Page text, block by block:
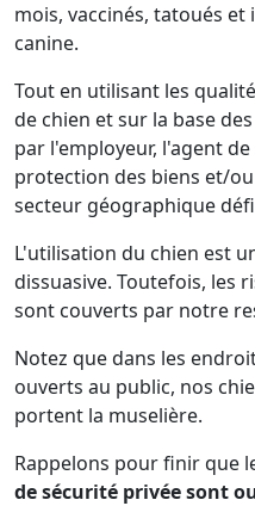
mois, vaccinés, tatoués
canine.
Tout en utilisant les
de chien et sur la base
par l'employeur, l'agent
protection des biens et/
secteur géographique
L'utilisation du chien est
dissuasive. Toutefois, les
sont couverts par notre
Notez que dans les
ouverts au public, nos
portent la muselière.
Rappelons pour finir que
de sécurité privée sont